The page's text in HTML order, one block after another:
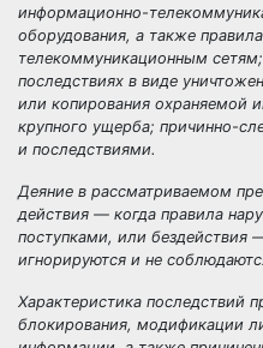
информационно-
оборудования, а также
телекоммуникационным
последствиях в виде
или копирования охраняемой
крупного ущерба; причинно-
и последствиями.
Деяние в рассматриваемом
действия — когда правила
поступками, или бездействия
игнорируются и не
Характеристика последствий
блокирования, модификации